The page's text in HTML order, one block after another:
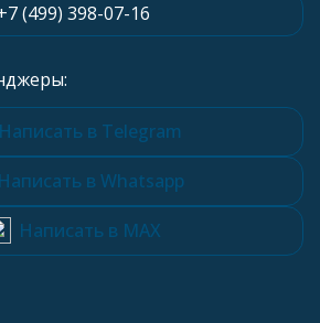
(499) 398-07-16
Написать в Telegram
Написать в Whatsapp
Написать в MAX